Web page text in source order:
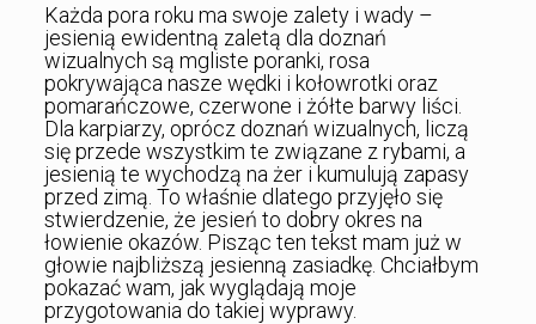
Każda pora roku ma swoje zalety i wady –
jesienią ewidentną zaletą dla doznań
wizualnych są mgliste poranki, rosa
pokrywająca nasze wędki i kołowrotki oraz
pomarańczowe, czerwone i żółte barwy liści.
Dla karpiarzy, oprócz doznań wizualnych, liczą
się przede wszystkim te związane z rybami, a
jesienią te wychodzą na żer i kumulują zapasy
przed zimą. To właśnie dlatego przyjęło się
stwierdzenie, że jesień to dobry okres na
łowienie okazów. Pisząc ten tekst mam już w
głowie najbliższą jesienną zasiadkę. Chciałbym
pokazać wam, jak wyglądają moje
przygotowania do takiej wyprawy.